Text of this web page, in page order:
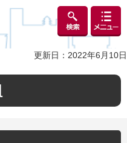
大分市公式動画チャンネル
検索
メニュ
ー
更新日：2022年6月10日